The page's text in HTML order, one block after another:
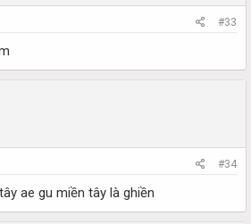
#33
#34
ae gu miền tây là ghiền